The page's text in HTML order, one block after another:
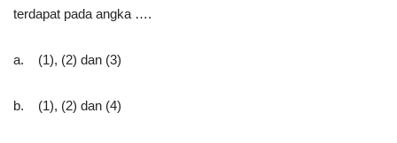
terdapat pada angka ….
a. (1), (2) dan (3)
b. (1), (2) dan (4)